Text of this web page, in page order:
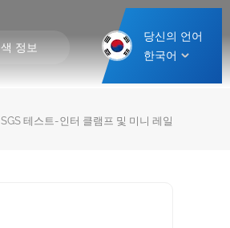
당신의 언어
한국어
SGS 테스트-인터 클램프 및 미니 레일